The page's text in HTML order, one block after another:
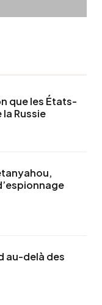
que les États-
Russie
au-delà des